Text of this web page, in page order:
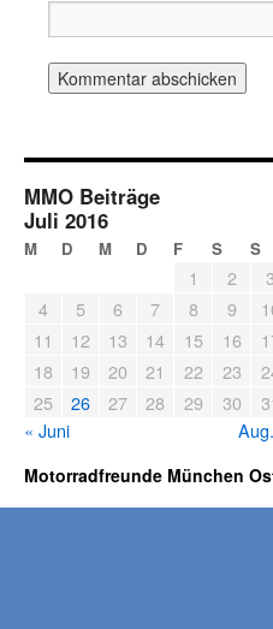
MMO Beiträge
Juli 2016
M D M D F S S
1 2
3
4
5 6 7 8 9
11
12 13 14 15 16
18
19 20 21 22 23
25
26 27 28 29 30
« Juni
Motorradfreunde München